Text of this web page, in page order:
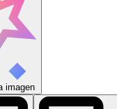
imagen